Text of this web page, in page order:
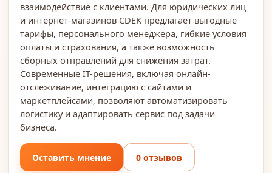
взаимодействие с клиентами. Для юридических лиц
и интернет-магазинов CDEK предлагает выгодные
тарифы, персонального менеджера, гибкие условия
оплаты и страхования, а также возможность
сборных отправлений для снижения затрат.
Современные IT-решения, включая онлайн-
отслеживание, интеграцию с сайтами и
маркетплейсами, позволяют автоматизировать
логистику и адаптировать сервис под задачи
бизнеса.
Оставить мнение 0 отзывов